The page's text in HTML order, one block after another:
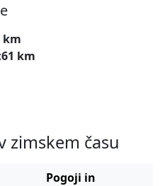
km
61 km
zimskem času
Pogoji in